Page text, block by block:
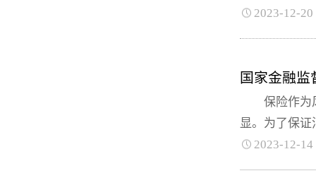
2023-12-20
国家金融
保险作为风
显。为了保证
2023-12-14